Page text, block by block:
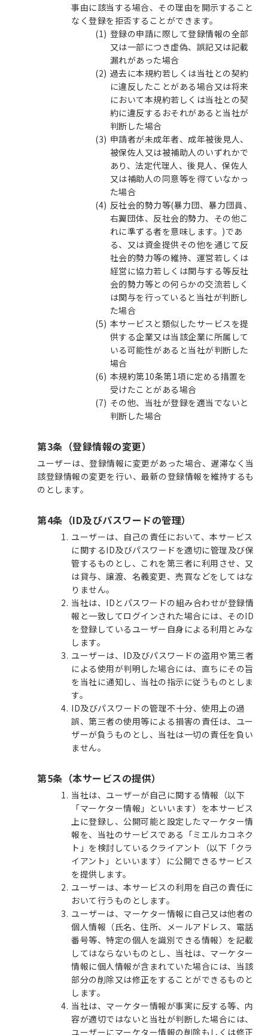
事由に該当する場合、その理由を開示すること
なく登録を拒否することができます。
登録の申請に際して登録情報の全部
又は一部につき虚偽、誤記又は記載
漏れがあった場合
過去に本規約若しくは当社との契約
に違反したことがある場合又は将来
において本規約若しくは当社との契
約に違反するおそれがあると当社が
判断した場合
申請者が未成年者、成年被後見人、
被保佐人又は被補助人のいずれかで
あり、法定代理人、後見人、保佐人
又は補助人の同意等を得ていなかっ
た場合
反社会的勢力等(暴力団、暴力団員、
右翼団体、反社会的勢力、その他こ
れに準ずる者を意味します。)であ
る、又は資金提供その他を通じて反
社会的勢力等の維持、運営若しくは
経営に協力若しくは関与する等反社
会的勢力等との何らかの交流若しく
は関与を行っていると当社が判断し
た場合
本サービスと類似したサービスを提
供する企業又は当該企業に所属して
いる可能性があると当社が判断した
場合
本規約第10条第1項に定める措置を
受けたことがある場合
その他、当社が登録を適当でないと
判断した場合
第3条（登録情報の変更）
ユーザーは、登録情報に変更があった場合、遅滞なく当
該登録情報の変更を行い、最新の登録情報を維持するも
のとします。
第4条（ID及びパスワードの管理）
ユーザーは、自己の責任において、本サービス
に関するID及びパスワードを適切に管理及び保
管するものとし、これを第三者に利用させ、又
は貸与、譲渡、名義変更、売買などをしてはな
りません。
当社は、IDとパスワードの組み合わせが登録情
報と一致してログインされた場合には、そのID
を登録しているユーザー自身による利用とみな
します。
ユーザーは、ID及びパスワードの盗用や第三者
による使用が判明した場合には、直ちにその旨
を当社に通知し、当社の指示に従うものとしま
す。
ID及びパスワードの管理不十分、使用上の過
誤、第三者の使用等による損害の責任は、ユー
ザーが負うものとし、当社は一切の責任を負い
ません。
第5条（本サービスの提供）
当社は、ユーザーが自己に関する情報（以下
「マーケター情報」といいます）を本サービス
上に登録し、公開可能と設定したマーケター情
報を、当社のサービスである「ミエルカコネク
ト」を検討しているクライアント（以下「クラ
イアント」といいます）に公開できるサービス
を提供します。
ユーザーは、本サービスの利用を自己の責任に
おいて行うものとします。
ユーザーは、マーケター情報に自己又は他者の
個人情報（氏名、住所、メールアドレス、電話
番号等、特定の個人を識別できる情報）を記載
してはならないものとし、当社は、マーケター
情報に個人情報が含まれていた場合には、当該
部分の削除又は修正をすることができるものと
します。
当社は、マーケター情報が事実に反する等、内
容が適切ではないと当社が判断した場合には、
ユーザーにマーケター情報の削除もしくは修正